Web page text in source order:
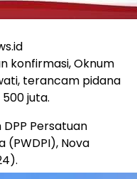
konfirmasi, Oknum
terancam pidana
juta.
Persatuan
(PWDPI), Nova